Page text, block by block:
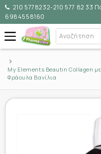
210 5778232-210 577 82 33
6984558160
My Elements Beautin Collagen
Φράουλα Βανίλια